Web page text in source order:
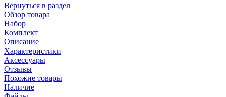
Вернуться в раздел
Обзор товара
Набор
Комплект
Описание
Характеристики
Аксессуары
Отзывы
Похожие товары
Наличие